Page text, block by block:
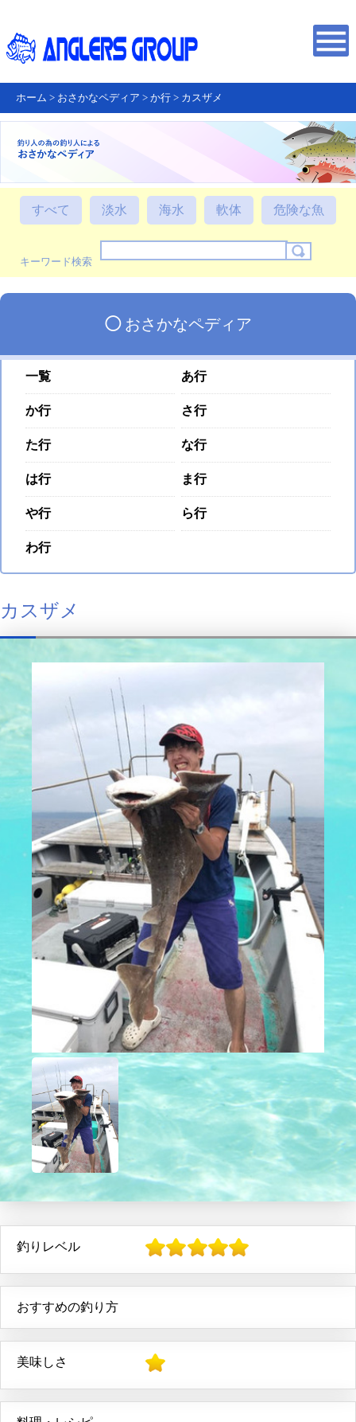
ホーム > おさかなペディア > か行 > カスザメ
すべて 淡水 海水 軟体 危険な魚
キーワード検索
◯おさかなペディア
一覧 あ行
か行 さ行
た行 な行
は行 ま行
や行 ら行
わ行
カスザメ
釣りレベル
おすすめの釣り方
美味しさ